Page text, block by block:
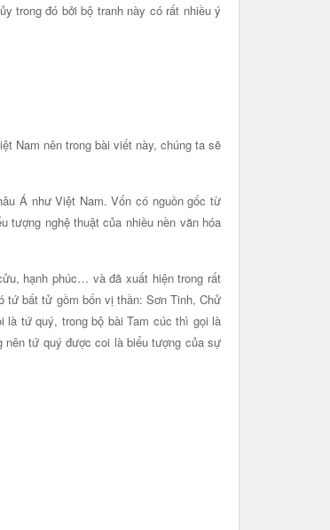
trong đó bởi bộ tranh này có rất nhiều ý
Nam nên trong bài viết này, chúng ta sẽ
Á như Việt Nam. Vốn có nguồn gốc từ
tượng nghệ thuật của nhiều nền văn hóa
hạnh phúc… và đã xuất hiện trong rất
tứ bất tử gồm bốn vị thần: Sơn Tinh, Chử
là tứ quý, trong bộ bài Tam cúc thì gọi là
tứ quý được coi là biểu tượng của sự